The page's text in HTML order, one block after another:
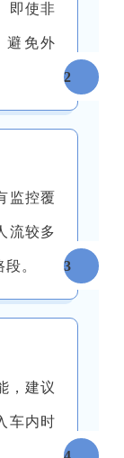
即使非
避免外
2
监控覆
流较多
。 3
，建议
车内时